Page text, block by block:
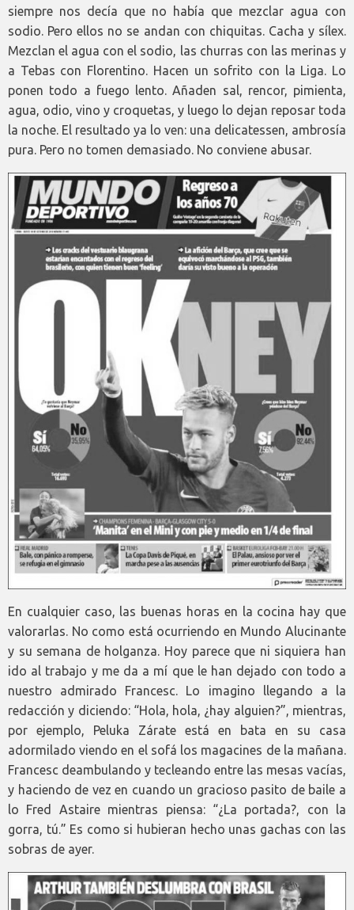
siempre nos decía que no había que mezclar agua con
sodio. Pero ellos no se andan con chiquitas. Cacha y sílex.
Mezclan el agua con el sodio, las churras con las merinas y
a Tebas con Florentino. Hacen un sofrito con la Liga. Lo
ponen todo a fuego lento. Añaden sal, rencor, pimienta,
agua, odio, vino y croquetas, y luego lo dejan reposar toda
la noche. El resultado ya lo ven: una delicatessen, ambrosía
pura. Pero no tomen demasiado. No conviene abusar.
En cualquier caso, las buenas horas en la cocina hay que
valorarlas. No como está ocurriendo en Mundo Alucinante
y su semana de holganza. Hoy parece que ni siquiera han
ido al trabajo y me da a mí que le han dejado con todo a
nuestro admirado Francesc. Lo imagino llegando a la
redacción y diciendo: “Hola, hola, ¿hay alguien?”, mientras,
por ejemplo, Peluka Zárate está en bata en su casa
adormilado viendo en el sofá los magacines de la mañana.
Francesc deambulando y tecleando entre las mesas vacías,
y haciendo de vez en cuando un gracioso pasito de baile a
lo Fred Astaire mientras piensa: “¿La portada?, con la
gorra, tú.” Es como si hubieran hecho unas gachas con las
sobras de ayer.